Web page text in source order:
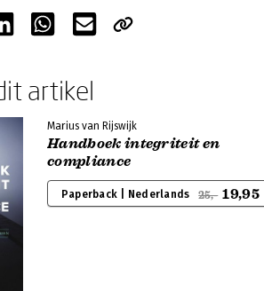
artikel
Marius van Rijswijk
Handboek integriteit en
compliance
Paperback | Nederlands 25,- 19,95